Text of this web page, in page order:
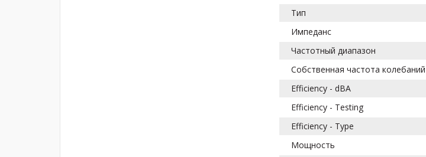
Тип
Импеданс
Частотный диапазон
Собственная частота колебаний
Efficiency - dBA
Efficiency - Testing
Efficiency - Type
Мощность